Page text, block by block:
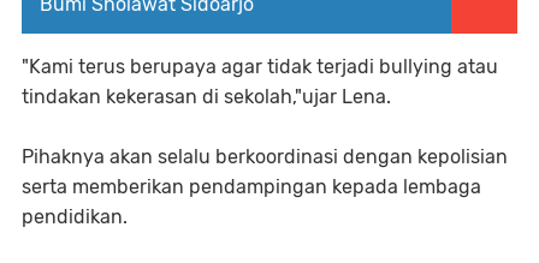
"Kami terus berupaya agar tidak terjadi bullying atau
tindakan kekerasan di sekolah,"ujar Lena.
Pihaknya akan selalu berkoordinasi dengan kepolisian
serta memberikan pendampingan kepada lembaga
pendidikan.